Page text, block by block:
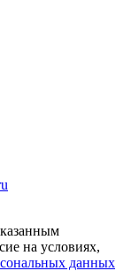
на условиях,
данных